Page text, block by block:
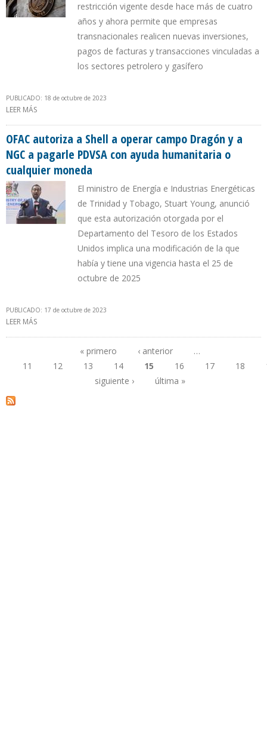
restricción vigente desde hace más de cuatro
años y ahora permite que empresas
transnacionales realicen nuevas inversiones,
pagos de facturas y transacciones vinculadas a
los sectores petrolero y gasífero
PUBLICADO: 18 de octubre de 2023
LEER MÁS
OFAC autoriza a Shell a operar campo Dragón y a
NGC a pagarle PDVSA con ayuda humanitaria o
cualquier moneda
El ministro de Energía e Industrias Energéticas
de Trinidad y Tobago, Stuart Young, anunció
que esta autorización otorgada por el
Departamento del Tesoro de los Estados
Unidos implica una modificación de la que
había y tiene una vigencia hasta el 25 de
octubre de 2025
PUBLICADO: 17 de octubre de 2023
LEER MÁS
Páginas
« primero ‹ anterior
…
11
12 13 14 15 16 17 18
siguiente ›
última »